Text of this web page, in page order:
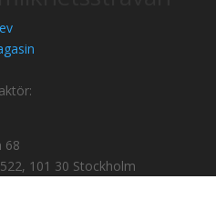
68
101 30 Stockholm